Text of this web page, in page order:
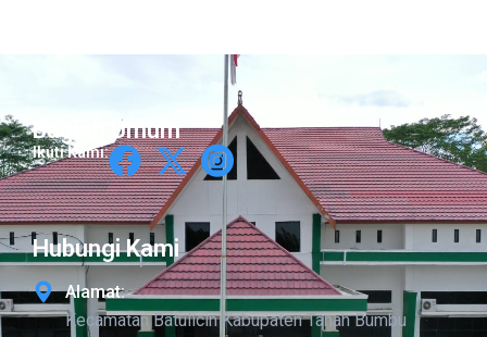
Bagian Umum
Ikuti Kami:
Hubungi Kami
Alamat:
Kecamatan Batulicin Kabupaten Tanah Bumbu